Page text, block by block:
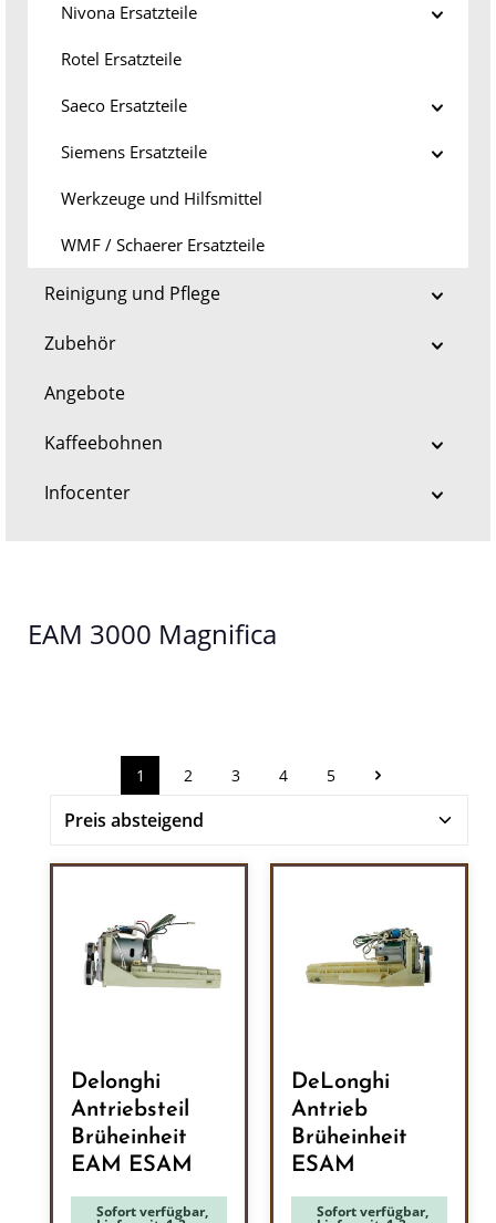
Nivona Ersatzteile
Rotel Ersatzteile
Saeco Ersatzteile
Siemens Ersatzteile
Werkzeuge und Hilfsmittel
WMF / Schaerer Ersatzteile
Reinigung und Pflege
Zubehör
Angebote
Kaffeebohnen
Infocenter
EAM 3000 Magnifica
Seite
1 Seite
2 Seite
3 Seite
4 Seite
5
Delonghi
Antriebsteil
Brüheinheit
EAM ESAM
Sofort verfügbar,
DeLonghi
Antrieb
Brüheinheit
ESAM
Sofort verfügbar,